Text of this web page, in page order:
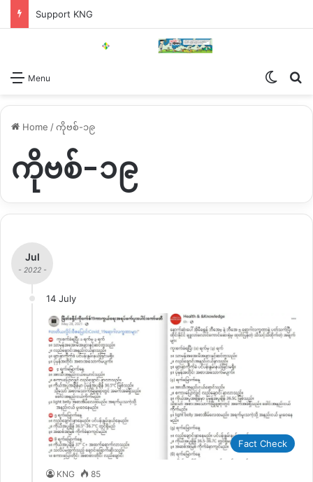
Support KNG
Menu
Home /ကိုဗစ်-၁၉
ကိုဗစ်-၁၉
Jul
- 2022 -
14 July
Fact Check
KNG 85